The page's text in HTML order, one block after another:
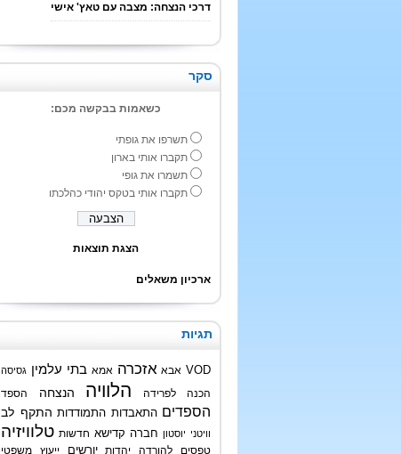
דרכי הנצחה: מצבה עם טאץ' אישי
סקר
כשאמות בבקשה מכם:
תשרפו את גופתי
תקברו אותי בארון
תשמרו את גופי
תקברו אותי בטקס יהודי כהלכתו
הצגת תוצאות
ארכיון משאלים
תגיות
VOD אבא אזכרה אמא בתי עלמין גסיסה
הכנה לפרידה הלוויה הנצחה הספד
הספדים התאבדות התמודדות התקף לב
וויטני יוסטון חברה קדישא חדשות טלוויזיה
טפסים להורדה יהדות יורשים ייעוץ משפטי